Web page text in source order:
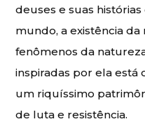
deuses e suas
mundo, a existência da
fenômenos da
inspiradas por ela está
um riquíssimo
de luta e resistência.